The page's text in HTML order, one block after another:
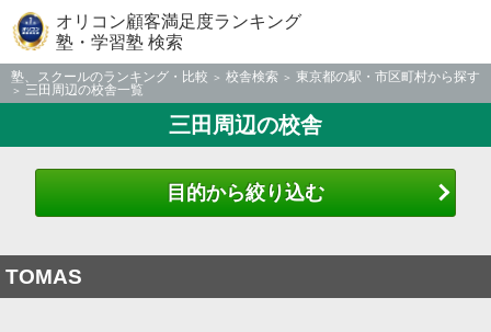
オリコン顧客満足度ランキング
塾・学習塾 検索
塾、スクールのランキング・比較 校舎検索
東京都の駅・市区町村から探す
三田周辺の校舎一覧
三田周辺の校舎
目的から絞り込む
TOMAS